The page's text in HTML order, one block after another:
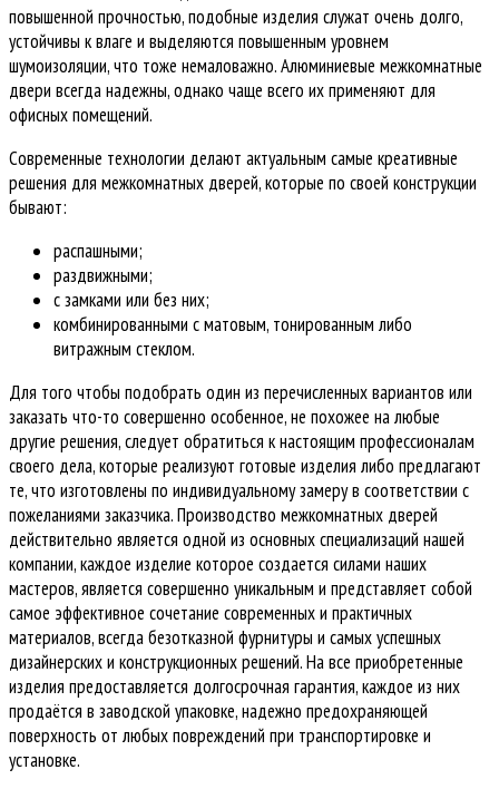
повышенной прочностью, подобные изделия служат очень долго,
устойчивы к влаге и выделяются повышенным уровнем
шумоизоляции, что тоже немаловажно. Алюминиевые межкомнатные
двери всегда надежны, однако чаще всего их применяют для
офисных помещений.
Современные технологии делают актуальным самые креативные
решения для межкомнатных дверей, которые по своей конструкции
бывают:
распашными;
раздвижными;
с замками или без них;
комбинированными с матовым, тонированным либо
витражным стеклом.
Для того чтобы подобрать один из перечисленных вариантов или
заказать что-то совершенно особенное, не похожее на любые
другие решения, следует обратиться к настоящим профессионалам
своего дела, которые реализуют готовые изделия либо предлагают
те, что изготовлены по индивидуальному замеру в соответствии с
пожеланиями заказчика. Производство межкомнатных дверей
действительно является одной из основных специализаций нашей
компании, каждое изделие которое создается силами наших
мастеров, является совершенно уникальным и представляет собой
самое эффективное сочетание современных и практичных
материалов, всегда безотказной фурнитуры и самых успешных
дизайнерских и конструкционных решений. На все приобретенные
изделия предоставляется долгосрочная гарантия, каждое из них
продаётся в заводской упаковке, надежно предохраняющей
поверхность от любых повреждений при транспортировке и
установке.